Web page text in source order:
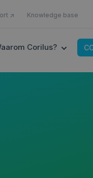
↗ Knowledge base
TOOLS
SUBMENU FOR IT-
Corilus? SHOW